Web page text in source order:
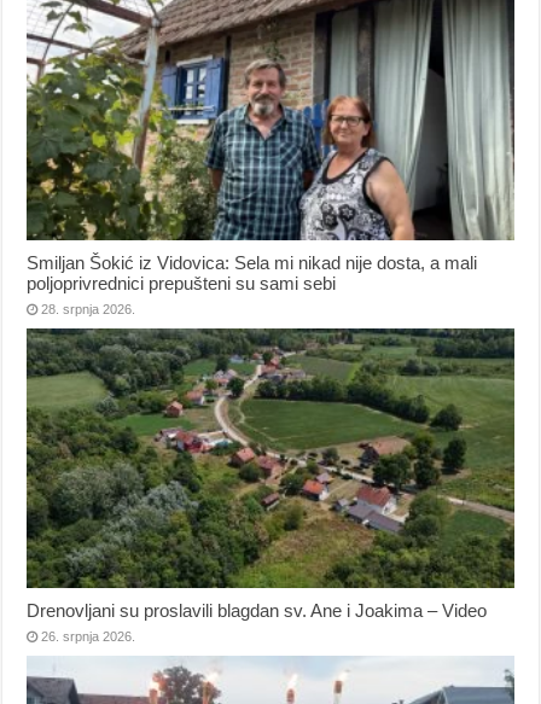
Smiljan Šokić iz Vidovica: Sela mi nikad nije dosta, a mali
poljoprivrednici prepušteni su sami sebi
28. srpnja 2026.
Drenovljani su proslavili blagdan sv. Ane i Joakima – Video
26. srpnja 2026.